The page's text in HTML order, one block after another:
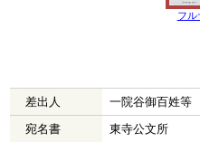
フル
差出人
一院谷御百姓等
宛名書
東寺公文所